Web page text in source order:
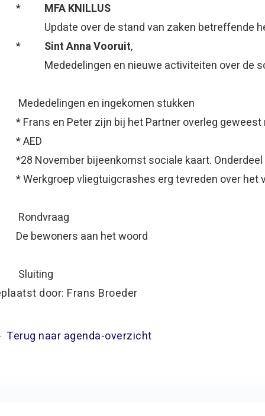
MFA KNILLUS
over de stand van zaken betreffende
Sint Anna Vooruit,
en nieuwe activiteiten over de
en ingekomen stukken
en Peter zijn bij het Partner overleg geweest
November bijeenkomst sociale kaart. Onderdeel
vliegtuigcrashes erg tevreden over het
Rondvraag
bewoners aan het woord
Sluiting
door: Frans Broeder
Terug naar agenda-overzicht